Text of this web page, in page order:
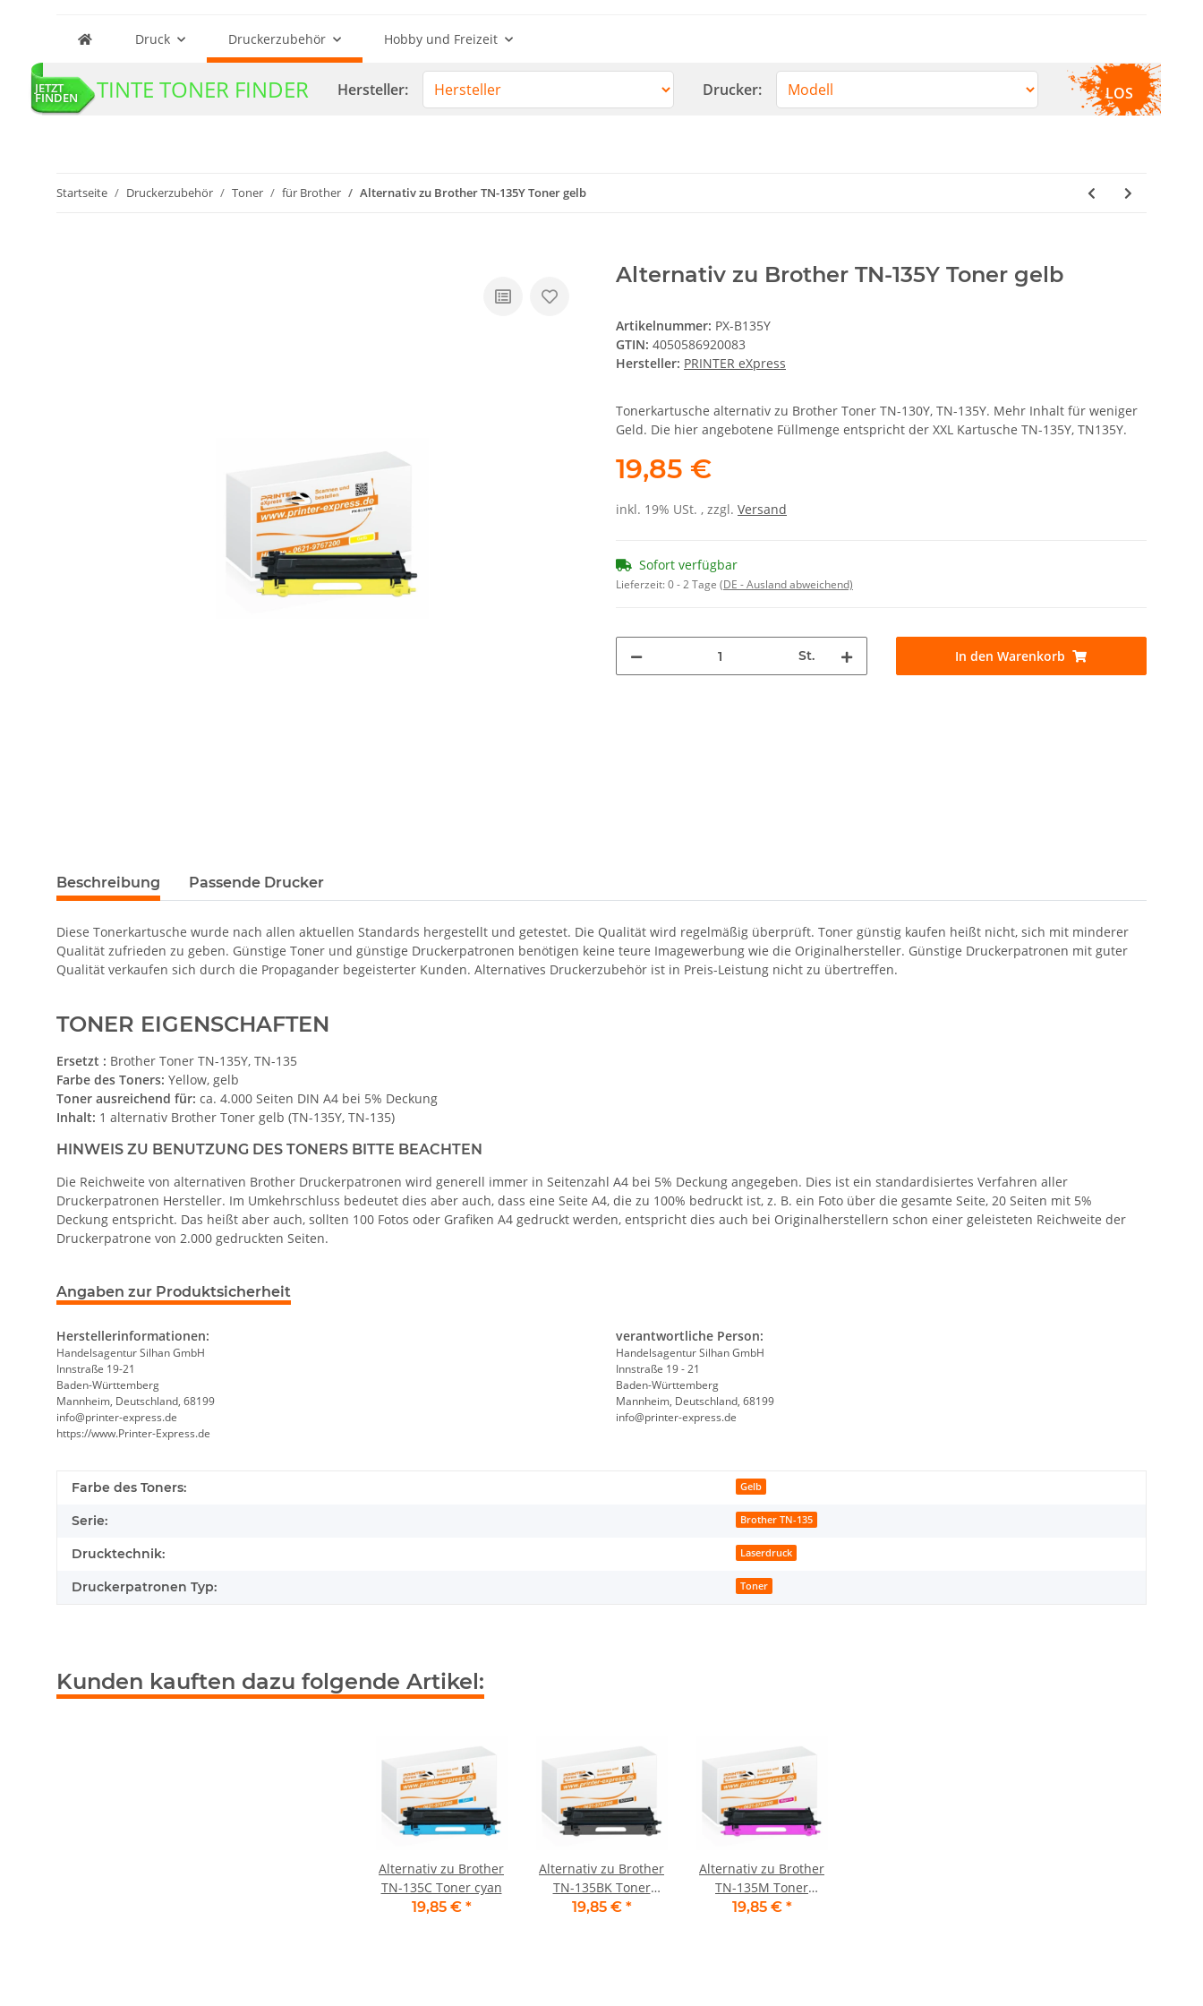
Druck Druckerzubehör Hobby und Freizeit
JETZT
FINDEN TINTE TONER FINDER Hersteller: Drucker: LOS
Startseite Druckerzubehör Toner für Brother Alternativ zu Brother TN-135Y Toner gelb
Alternativ zu Brother TN-135Y Toner gelb
Artikelnummer: PX-B135Y
GTIN: 4050586920083
Hersteller: PRINTER eXpress
Tonerkartusche alternativ zu Brother Toner TN-130Y, TN-135Y. Mehr Inhalt für weniger
Geld. Die hier angebotene Füllmenge entspricht der XXL Kartusche TN-135Y, TN135Y.
19,85 €
inkl. 19% USt. , zzgl. Versand
Sofort verfügbar
Lieferzeit:0 - 2 Tage (DE - Ausland abweichend)
St. In den Warenkorb
Beschreibung Passende Drucker
Diese Tonerkartusche wurde nach allen aktuellen Standards hergestellt und getestet. Die Qualität wird regelmäßig überprüft. Toner günstig kaufen heißt nicht, sich mit minderer
Qualität zufrieden zu geben. Günstige Toner und günstige Druckerpatronen benötigen keine teure Imagewerbung wie die Originalhersteller. Günstige Druckerpatronen mit guter
Qualität verkaufen sich durch die Propagander begeisterter Kunden. Alternatives Druckerzubehör ist in Preis-Leistung nicht zu übertreffen.
TONER EIGENSCHAFTEN
Ersetzt : Brother Toner TN-135Y, TN-135
Farbe des Toners: Yellow, gelb
Toner ausreichend für: ca. 4.000 Seiten DIN A4 bei 5% Deckung
Inhalt: 1 alternativ Brother Toner gelb (TN-135Y, TN-135)
HINWEIS ZU BENUTZUNG DES TONERS BITTE BEACHTEN
Die Reichweite von alternativen Brother Druckerpatronen wird generell immer in Seitenzahl A4 bei 5% Deckung angegeben. Dies ist ein standardisiertes Verfahren aller
Druckerpatronen Hersteller. Im Umkehrschluss bedeutet dies aber auch, dass eine Seite A4, die zu 100% bedruckt ist, z. B. ein Foto über die gesamte Seite, 20 Seiten mit 5%
Deckung entspricht. Das heißt aber auch, sollten 100 Fotos oder Grafiken A4 gedruckt werden, entspricht dies auch bei Originalherstellern schon einer geleisteten Reichweite der
Druckerpatrone von 2.000 gedruckten Seiten.
Angaben zur Produktsicherheit
Herstellerinformationen:
Handelsagentur Silhan GmbH
Innstraße 19-21
Baden-Württemberg
Mannheim, Deutschland, 68199
info@printer-express.de
https://www.Printer-Express.de
verantwortliche Person:
Handelsagentur Silhan GmbH
Innstraße 19 - 21
Baden-Württemberg
Mannheim, Deutschland, 68199
info@printer-express.de
Farbe des Toners: Gelb
Serie: Brother TN-135
Drucktechnik: Laserdruck
Druckerpatronen Typ: Toner
Kunden kauften dazu folgende Artikel:
Alternativ zu Brother
TN-135C Toner cyan
19,85 € *
Alternativ zu Brother
TN-135BK Toner
schwarz
19,85 € *
Alternativ zu Brother
TN-135M Toner
magenta
19,85 € *